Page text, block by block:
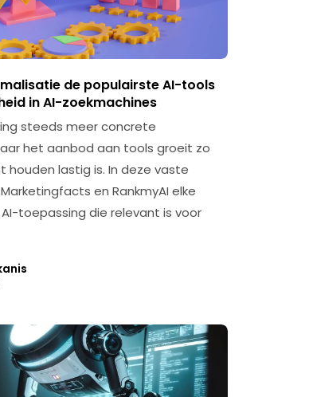
de populairste AI-tools
in AI-zoekmachines
steeds meer concrete
het aanbod aan tools groeit zo
houden lastig is. In deze vaste
en RankmyAI elke
toepassing die relevant is voor